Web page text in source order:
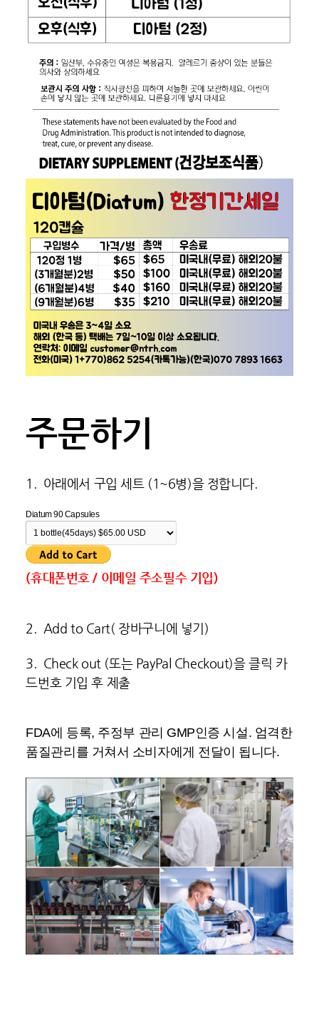
주문하기
1. 아래에서 구입 세트 (1~6병)을 정합니다.
Diatum 90 Capsules
(휴대폰번호 / 이메일 주소필수 기입)
2. Add to Cart( 장바구니에 넣기)
3. Check out (또는 PayPal Checkout)을 클릭 카
드번호 기입 후 제출
FDA에 등록, 주정부 관리 GMP인증 시설. 엄격한
품질관리를 거쳐서 소비자에게 전달이 됩니다.